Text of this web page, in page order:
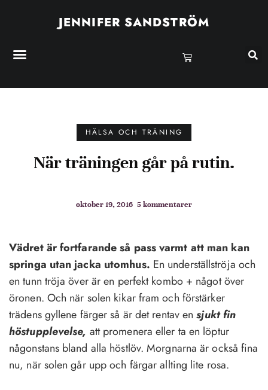
JENNIFER SANDSTRÖM
HÄLSA OCH TRÄNING
När träningen går på rutin.
oktober 19, 2016 5 kommentarer
Vädret är fortfarande så pass varmt att man kan
springa utan jacka utomhus. En underställströja och
en tunn tröja över är en perfekt kombo + något över
öronen. Och när solen kikar fram och förstärker
trädens gyllene färger så är det rentav ensjukt fin
höstupplevelse, att promenera eller ta en löptur
någonstans bland alla höstlöv. Morgnarna är också fina
nu, när solen går upp och färgar allting lite rosa.